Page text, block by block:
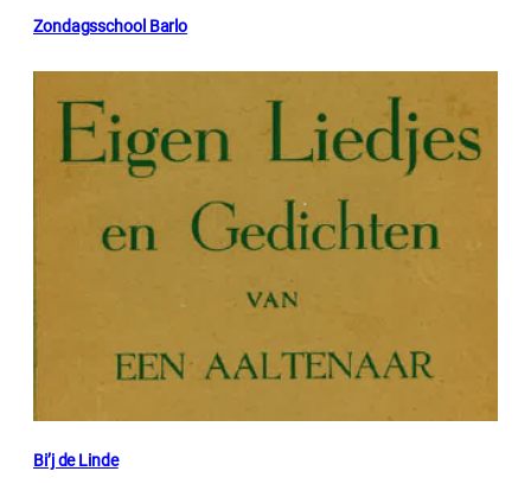
Zondagsschool Barlo
Bi’j de Linde